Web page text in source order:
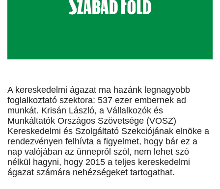
A kereskedelmi ágazat ma hazánk legnagyobb
foglalkoztató szektora: 537 ezer embernek ad
munkát. Krisán László, a Vállalkozók és
Munkáltatók Országos Szövetsége (VOSZ)
Kereskedelmi és Szolgáltató Szekciójának elnöke a
rendezvényen felhívta a figyelmet, hogy bár ez a
nap valójában az ünnepről szól, nem lehet szó
nélkül hagyni, hogy 2015 a teljes kereskedelmi
ágazat számára nehézségeket tartogathat.